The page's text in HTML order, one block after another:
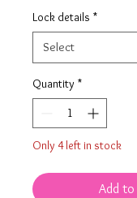
Lock details *
Quantity *
Only 4 left in stock
Add